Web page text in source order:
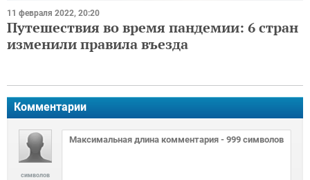
11 февраля 2022, 20:20
Путешествия во время пандемии: 6 стран
изменили правила въезда
Комментарии
символов